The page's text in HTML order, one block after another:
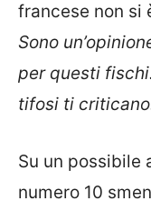
francese non si
Sono
per questi
tifosi ti
Su un possibile
numero 10